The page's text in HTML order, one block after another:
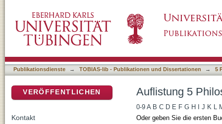
Publikationsdienste → TOBIAS-lib - Publikationen und Dissertationen → 5
Auflistung 5
0-9 A B C D E F G H J K L
Oder geben Sie die ersten
VERÖFFENTLICHEN
Kontakt